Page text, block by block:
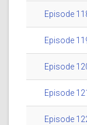
Episode
Episode
Episode
Episode
Episode